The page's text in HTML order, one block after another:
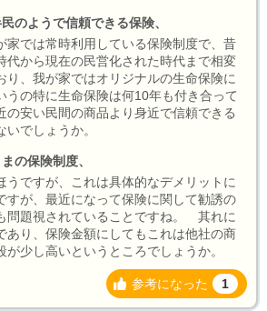
のようで信頼できる保険、
家では常時利用している保険制度で、昔
代から現在の民営化された時代まで相変
り、我が家ではオリジナルの生命保険に
の特に生命保険は何10年も付き合って
の安い民間の商品より身近で信頼できる
でしょうか。
の保険制度、
うですが、これは具体的なデメリットに
すが、最近になって保険に関して勧誘の
問題視されていることですね。 其れに
あり、保険金額にしてもこれは他社の商
少し高いというところでしょうか。
参考になった 1